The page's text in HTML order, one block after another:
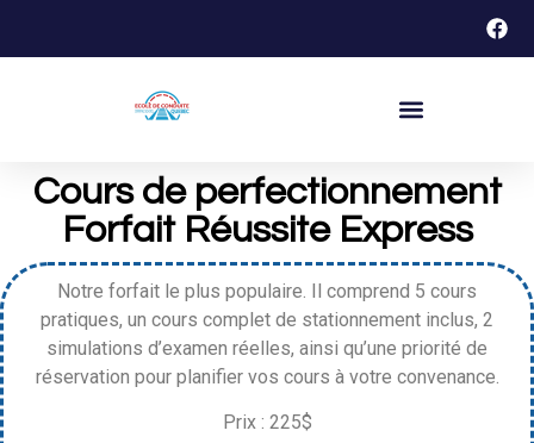
Cours de perfectionnement
Forfait Réussite Express
Notre forfait le plus populaire. Il comprend 5 cours
pratiques, un cours complet de stationnement inclus, 2
simulations d’examen réelles, ainsi qu’une priorité de
réservation pour planifier vos cours à votre convenance.
Prix : 225$